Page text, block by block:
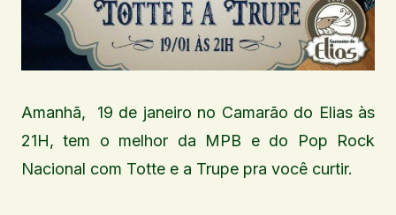
Amanhã, 19 de janeiro no Camarão do Elias às
21H, tem o melhor da MPB e do Pop Rock
Nacional com Totte e a Trupe pra você curtir.